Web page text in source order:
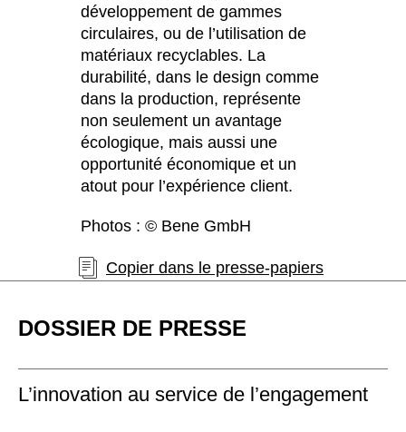
développement de gammes
circulaires, ou de l’utilisation de
matériaux recyclables. La
durabilité, dans le design comme
dans la production, représente
non seulement un avantage
écologique, mais aussi une
opportunité économique et un
atout pour l’expérience client.
Photos : © Bene GmbH
Copier dans le presse-papiers
DOSSIER DE PRESSE
L’innovation au service de l’engagement